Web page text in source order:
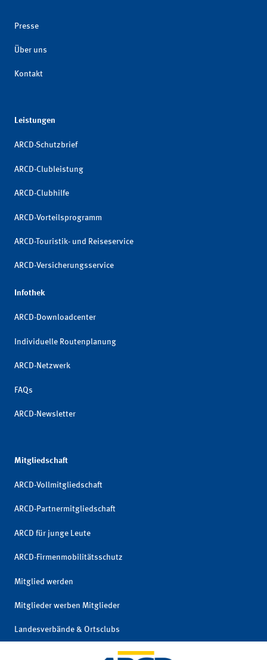
Presse
Über uns
Kontakt
Leistungen
ARCD-Schutzbrief
ARCD-Clubleistung
ARCD-Clubhilfe
ARCD-Vorteilsprogramm
ARCD-Touristik- und Reiseservice
ARCD-Versicherungsservice
Infothek
ARCD-Downloadcenter
Individuelle Routenplanung
ARCD-Netzwerk
FAQs
ARCD-Newsletter
Mitgliedschaft
ARCD-Vollmitgliedschaft
ARCD-Partnermitgliedschaft
ARCD für junge Leute
ARCD-Firmenmobilitätsschutz
Mitglied werden
Mitglieder werben Mitglieder
Landesverbände & Ortsclubs